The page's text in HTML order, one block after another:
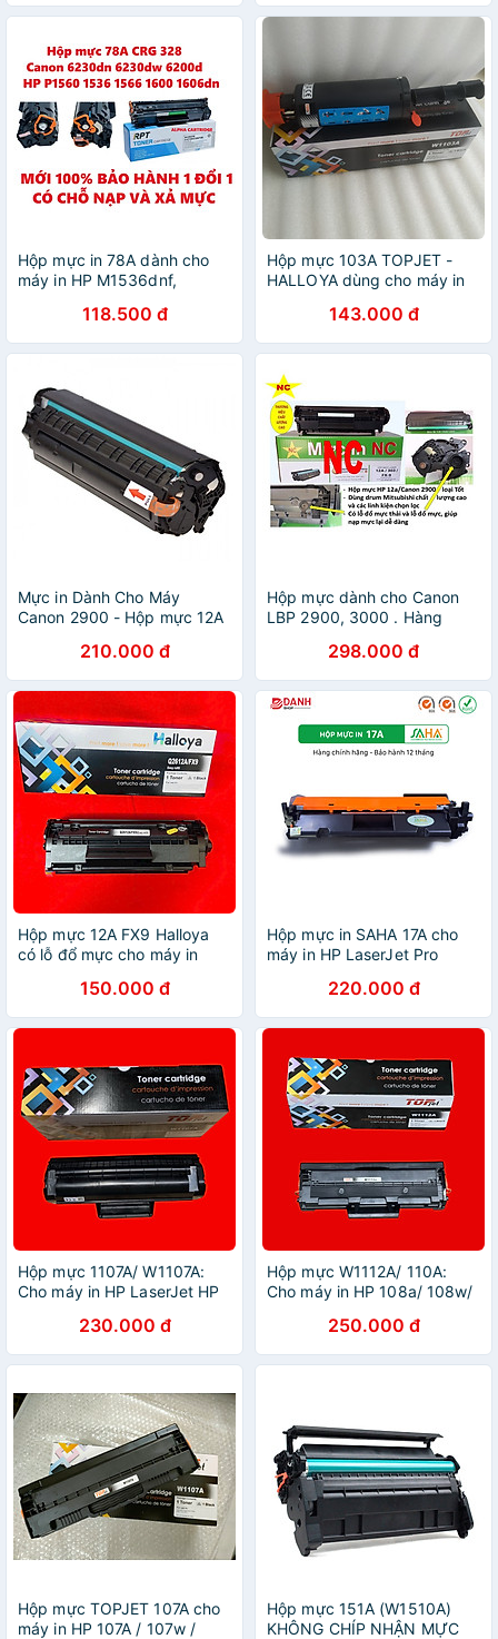
107A - w1107a
Hộp mực in 78A dành cho
máy in HP M1536dnf,
chính hãng Alpha Cartridge
118.500 đ
Hộp mực 103A TOPJET -
HALLOYA dùng cho máy in
1200W | Hàng Nhập Khẩu
143.000 đ
Mực in Dành Cho Máy
Canon 2900 - Hộp mực 12A
210.000 đ
Hộp mực dành cho Canon
LBP 2900, 3000 . Hàng
mực 302 / HP 12A dùng cho
máy in
298.000 đ
Hộp mực 12A FX9 Halloya
có lỗ đổ mực cho máy in
2000 trang - Hàng Nhập
Khẩu
150.000 đ
Hộp mực in SAHA 17A cho
máy in HP LaserJet Pro
Hàng chính hãng
220.000 đ
Hộp mực 1107A/ W1107A:
Cho máy in HP LaserJet HP
137a / 137w ( Hàng nhập
khẩu )
230.000 đ
Hộp mực W1112A/ 110A:
Cho máy in HP 108a/ 108w/
nhập khẩu )250.000 đ
Hộp mực TOPJET 107A cho
máy in HP 107A / 107w /
Hộp mực 151A (W1510A)
KHÔNG CHÍP NHẬN MỰC